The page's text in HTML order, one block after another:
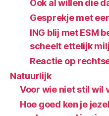
Ook al willen die
Gesprekje met
ING blij met ESM
scheelt ettelijk
Reactie op
Natuurlijk
Voor wie niet stil wil
Hoe goed ken je